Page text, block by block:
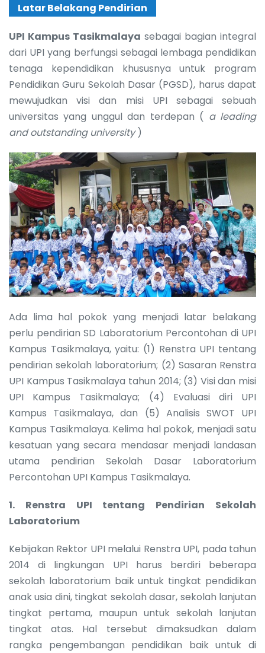
Latar Belakang Pendirian
UPI Kampus Tasikmalaya sebagai bagian integral
dari UPI yang berfungsi sebagai lembaga pendidikan
tenaga kependidikan khususnya untuk program
Pendidikan Guru Sekolah Dasar (PGSD), harus dapat
mewujudkan visi dan misi UPI sebagai sebuah
universitas yang unggul dan terdepan ( a leading
and outstanding university)
Ada lima hal pokok yang menjadi latar belakang
perlu pendirian SD Laboratorium Percontohan di UPI
Kampus Tasikmalaya, yaitu: (1) Renstra UPI tentang
pendirian sekolah laboratorium; (2) Sasaran Renstra
UPI Kampus Tasikmalaya tahun 2014; (3) Visi dan misi
UPI Kampus Tasikmalaya; (4) Evaluasi diri UPI
Kampus Tasikmalaya, dan (5) Analisis SWOT UPI
Kampus Tasikmalaya. Kelima hal pokok, menjadi satu
kesatuan yang secara mendasar menjadi landasan
utama pendirian Sekolah Dasar Laboratorium
Percontohan UPI Kampus Tasikmalaya.
1. Renstra UPI tentang Pendirian Sekolah
Laboratorium
Kebijakan Rektor UPI melalui Renstra UPI, pada tahun
2014 di lingkungan UPI harus berdiri beberapa
sekolah laboratorium baik untuk tingkat pendidikan
anak usia dini, tingkat sekolah dasar, sekolah lanjutan
tingkat pertama, maupun untuk sekolah lanjutan
tingkat atas. Hal tersebut dimaksudkan dalam
rangka pengembangan pendidikan baik untuk di